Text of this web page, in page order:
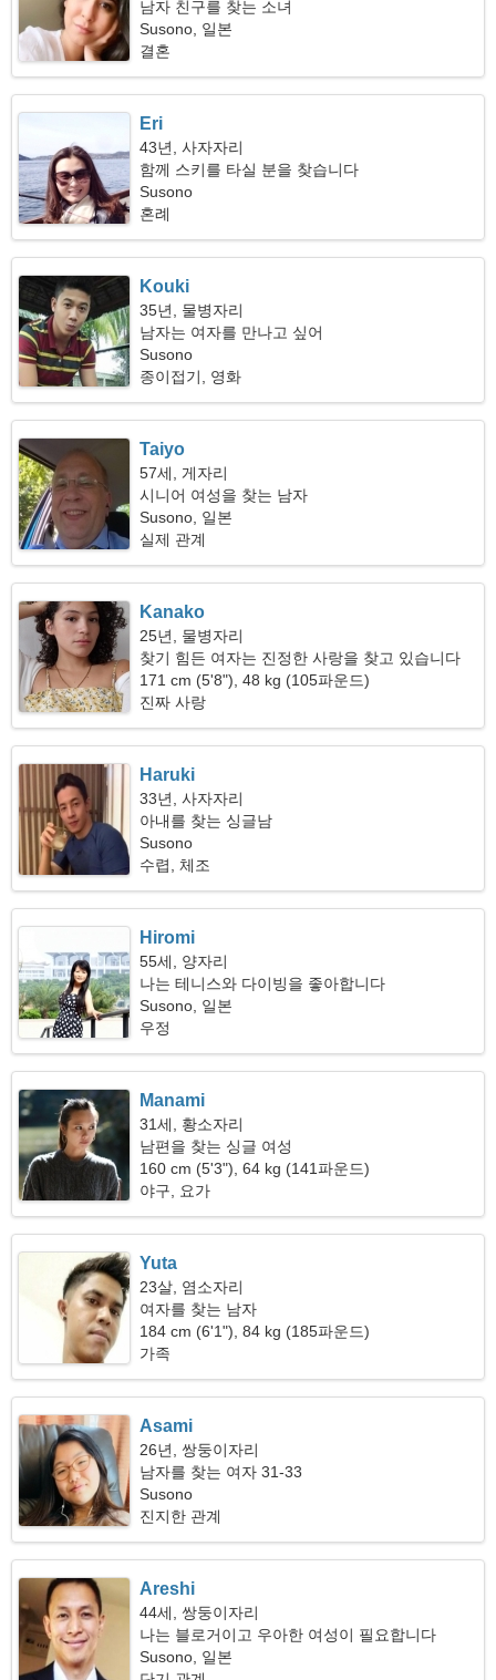
남자 친구를 찾는 소녀
Susono, 일본
결혼
Eri
43년, 사자자리
함께 스키를 타실 분을 찾습니다
Susono
혼례
Kouki
35년, 물병자리
남자는 여자를 만나고 싶어
Susono
종이접기, 영화
Taiyo
57세, 게자리
시니어 여성을 찾는 남자
Susono, 일본
실제 관계
Kanako
25년, 물병자리
찾기 힘든 여자는 진정한 사랑을 찾고 있습니다
171 cm (5'8"), 48 kg (105파운드)
진짜 사랑
Haruki
33년, 사자자리
아내를 찾는 싱글남
Susono
수렵, 체조
Hiromi
55세, 양자리
나는 테니스와 다이빙을 좋아합니다
Susono, 일본
우정
Manami
31세, 황소자리
남편을 찾는 싱글 여성
160 cm (5'3"), 64 kg (141파운드)
야구, 요가
Yuta
23살, 염소자리
여자를 찾는 남자
184 cm (6'1"), 84 kg (185파운드)
가족
Asami
26년, 쌍둥이자리
남자를 찾는 여자 31-33
Susono
진지한 관계
Areshi
44세, 쌍둥이자리
나는 블로거이고 우아한 여성이 필요합니다
Susono, 일본